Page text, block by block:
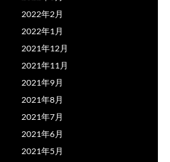
2022年2月
2022年1月
2021年12月
2021年11月
2021年9月
2021年8月
2021年7月
2021年6月
2021年5月